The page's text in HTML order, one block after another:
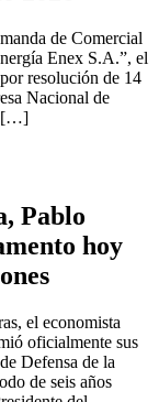
de Comercial
Enex S.A.”, el
resolución de 14
Nacional de
[…]
Pablo
hoy
el economista
oficialmente sus
Defensa de la
de seis años